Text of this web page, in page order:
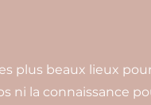
plus beaux lieux
ni la connaissance